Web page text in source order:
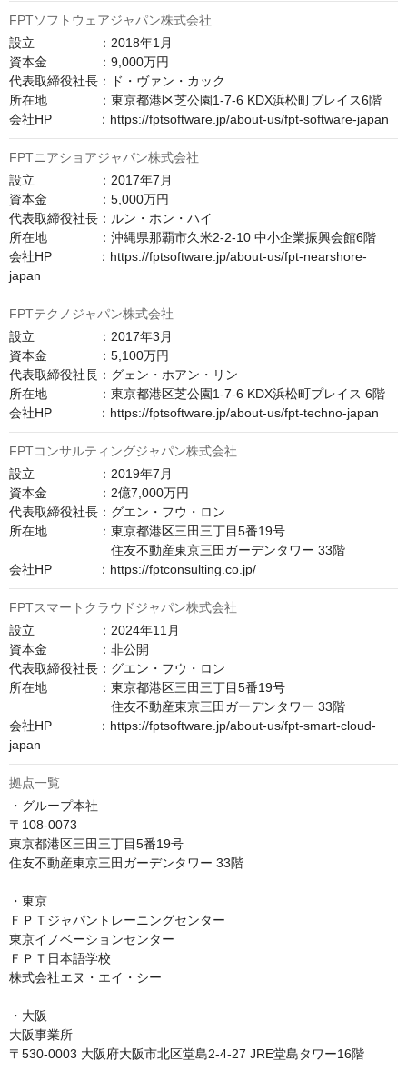
FPTソフトウェアジャパン株式会社
設立　　　　　：2018年1月
資本金　　　　：9,000万円
代表取締役社長：ド・ヴァン・カック
所在地　　　　：東京都港区芝公園1-7-6 KDX浜松町プレイス6階
会社HP　　　  ：https://fptsoftware.jp/about-us/fpt-software-japan
FPTニアショアジャパン株式会社
設立　　　　　：2017年7月
資本金　　　　：5,000万円
代表取締役社長：ルン・ホン・ハイ
所在地　　　　：沖縄県那覇市久米2-2-10 中小企業振興会館6階
会社HP　　　  ：https://fptsoftware.jp/about-us/fpt-nearshore-
japan
FPTテクノジャパン株式会社
設立　　　　　：2017年3月
資本金　　　　：5,100万円
代表取締役社長：グェン・ホアン・リン
所在地　　　　：東京都港区芝公園1-7-6 KDX浜松町プレイス 6階
会社HP　　　  ：https://fptsoftware.jp/about-us/fpt-techno-japan
FPTコンサルティングジャパン株式会社
設立　　　　　：2019年7月
資本金　　　　：2億7,000万円
代表取締役社長：グエン・フウ・ロン
所在地　　　　：東京都港区三田三丁目5番19号
住友不動産東京三田ガーデンタワー 33階
会社HP　　　  ：https://fptconsulting.co.jp/
FPTスマートクラウドジャパン株式会社
設立　　　　　：2024年11月
資本金　　　　：非公開
代表取締役社長：グエン・フウ・ロン
所在地　　　　：東京都港区三田三丁目5番19号
住友不動産東京三田ガーデンタワー 33階
会社HP　　　  ：https://fptsoftware.jp/about-us/fpt-smart-cloud-
japan
拠点一覧
・グループ本社
〒108-0073
東京都港区三田三丁目5番19号
住友不動産東京三田ガーデンタワー 33階
・東京
ＦＰＴジャパントレーニングセンター
東京イノベーションセンター
ＦＰＴ日本語学校
株式会社エヌ・エイ・シー
・大阪
大阪事業所
〒530-0003 大阪府大阪市北区堂島2-4-27 JRE堂島タワー16階